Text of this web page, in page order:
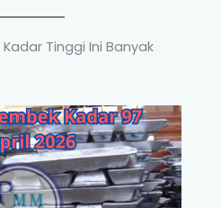
Tinggi Ini Banyak